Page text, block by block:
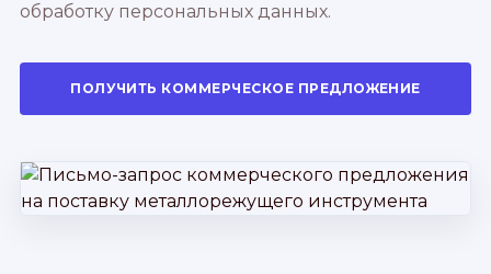
обработку персональных данных.
ПОЛУЧИТЬ КОММЕРЧЕСКОЕ ПРЕДЛОЖЕНИЕ